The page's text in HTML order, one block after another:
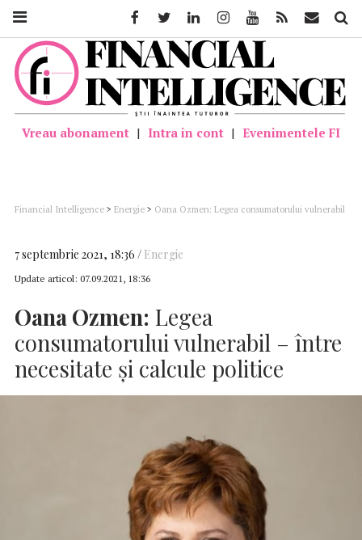
Vreau abonament | Intra in cont | Evenimentele FI
Financial Intelligence > Energie > Oana Ozmen: Legea consumatorului vulnerabil
7 septembrie 2021, 18:36 Energie
Update articol: 07.09.2021, 18:36
Oana Ozmen: Legea
consumatorului vulnerabil – între
necesitate și calcule politice
FacebookTwitter LinkedinInstagramYoutube Feed Mail